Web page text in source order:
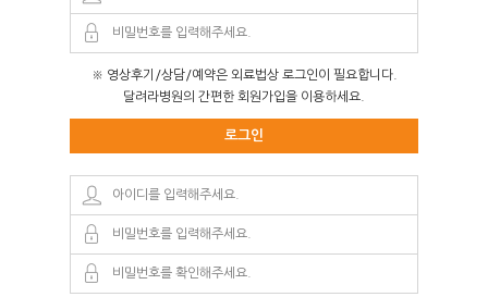
※ 영상후기/상담/예약은 외료법상 로그인이 필요합니다.
달려라병원의 간편한 회원가입을 이용하세요.
로그인